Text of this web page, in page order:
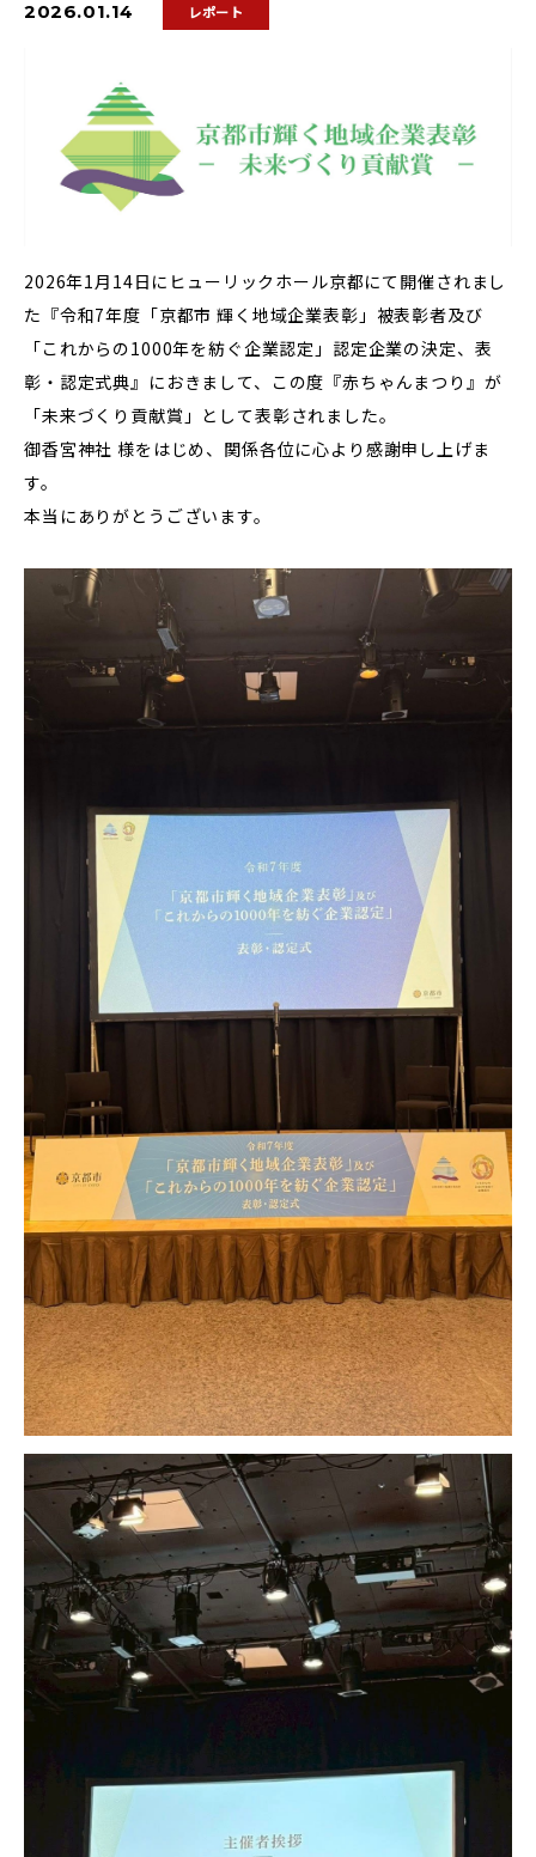
2026.01.14 レポート
2026年1月14日にヒューリックホール京都にて開催されまし
た『令和7年度「京都市 輝く地域企業表彰」被表彰者及び
「これからの1000年を紡ぐ企業認定」認定企業の決定、表
彰・認定式典』におきまして、この度『赤ちゃんまつり』が
「未来づくり貢献賞」として表彰されました。
御香宮神社 様をはじめ、関係各位に心より感謝申し上げま
す。
本当にありがとうございます。